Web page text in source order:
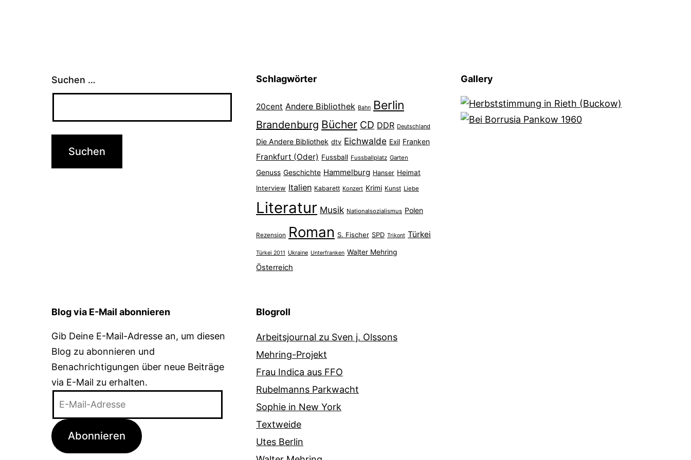
Suchen … Schlagwörter
20cent Andere Bibliothek Bahn Berlin
Brandenburg Bücher CD DDR Deutschland
Die Andere Bibliothek dtv Eichwalde Exil Franken
Frankfurt (Oder) Fussball Fussballplatz Garten
Genuss Geschichte Hammelburg Hanser Heimat
Interview Italien Kabarett Konzert Krimi Kunst Liebe
Literatur Musik Nationalsozialismus Polen
Rezension Roman S. Fischer SPD Trikont Türkei
Türkei 2011 Ukraine Unterfranken Walter Mehring
Österreich
Gallery
Blog via E-Mail abonnieren
Gib Deine E-Mail-Adresse an, um diesen
Blog zu abonnieren und
Benachrichtigungen über neue Beiträge
via E-Mail zu erhalten.
Adresse
Abonnieren
Blogroll
Arbeitsjournal zu Sven j. Olssons
Mehring-Projekt
Frau Indica aus FFO
Rubelmanns Parkwacht
Sophie in New York
Textweide
Utes Berlin